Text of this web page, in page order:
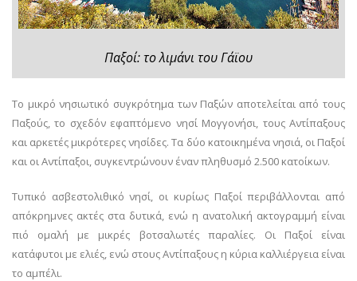
Παξοί: το λιμάνι του Γάϊου
Το μικρό νησιωτικό συγκρότημα των Παξών αποτελείται από τους
Παξούς, το σχεδόν εφαπτόμενο νησί Μογγονήσι, τους Αντίπαξους
και αρκετές μικρότερες νησίδες. Τα δύο κατοικημένα νησιά, οι Παξοί
και οι Αντίπαξοι, συγκεντρώνουν έναν πληθυσμό 2.500 κατοίκων.
Τυπικό ασβεστολιθικό νησί, οι κυρίως Παξοί περιβάλλονται από
απόκρημνες ακτές στα δυτικά, ενώ η ανατολική ακτογραμμή είναι
πιό ομαλή με μικρές βοτσαλωτές παραλίες. Οι Παξοί είναι
κατάφυτοι με ελιές, ενώ στους Αντίπαξους η κύρια καλλιέργεια είναι
το αμπέλι.